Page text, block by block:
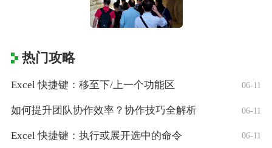
热门攻略
Excel 快捷键：移至下/上一个功能区 06-11
如何提升团队协作效率？协作技巧全解析 06-11
Excel 快捷键：执行或展开选中的命令 06-11